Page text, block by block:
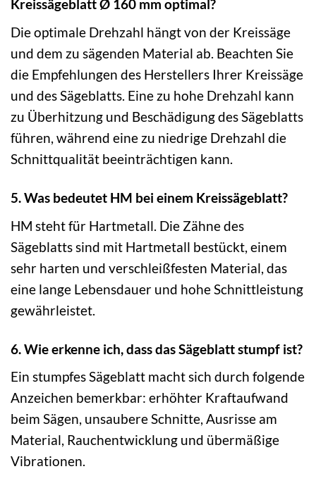
Kreissägeblatt Ø 160 mm optimal?
Die optimale Drehzahl hängt von der Kreissäge
und dem zu sägenden Material ab. Beachten Sie
die Empfehlungen des Herstellers Ihrer Kreissäge
und des Sägeblatts. Eine zu hohe Drehzahl kann
zu Überhitzung und Beschädigung des Sägeblatts
führen, während eine zu niedrige Drehzahl die
Schnittqualität beeinträchtigen kann.
5. Was bedeutet HM bei einem Kreissägeblatt?
HM steht für Hartmetall. Die Zähne des
Sägeblatts sind mit Hartmetall bestückt, einem
sehr harten und verschleißfesten Material, das
eine lange Lebensdauer und hohe Schnittleistung
gewährleistet.
6. Wie erkenne ich, dass das Sägeblatt stumpf ist?
Ein stumpfes Sägeblatt macht sich durch folgende
Anzeichen bemerkbar: erhöhter Kraftaufwand
beim Sägen, unsaubere Schnitte, Ausrisse am
Material, Rauchentwicklung und übermäßige
Vibrationen.